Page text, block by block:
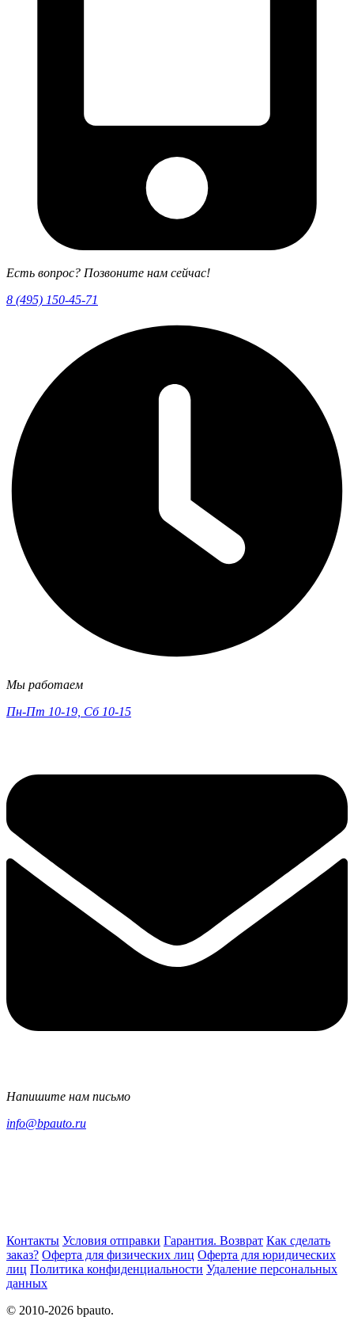
Есть вопрос? Позвоните нам сейчас!
8 (495) 150-45-71
Мы работаем
Пн-Пт 10-19, Сб 10-15
Напишите нам письмо
info@bpauto.ru
Контакты Условия отправки Гарантия. Возврат Как сделать
заказ? Оферта для физических лиц Оферта для юридических
лиц Политика конфиденциальности Удаление персональных
данных
© 2010-2026 bpauto.